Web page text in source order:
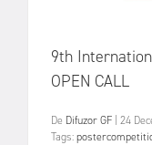
9th
OPEN CALL
De Difuzor GF 24
Tags: